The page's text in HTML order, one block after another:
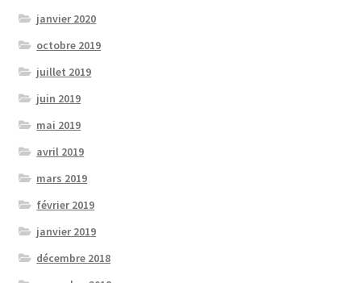
janvier 2020
octobre 2019
juillet 2019
juin 2019
mai 2019
avril 2019
mars 2019
février 2019
janvier 2019
décembre 2018